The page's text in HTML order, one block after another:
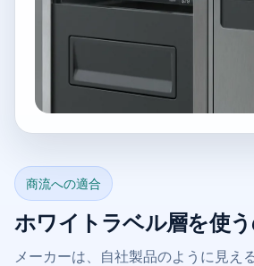
商流への適合
ホワイトラベル層を使
メーカーは、自社製品のように見え